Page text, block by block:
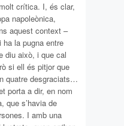
crítica. I, és clar,
napoleònica,
aquest context –
ha la pugna entre
diu això, i que cal
si ell és pitjor que
quatre desgraciats…
porta a dir, en nom
que s’havia de
I amb una